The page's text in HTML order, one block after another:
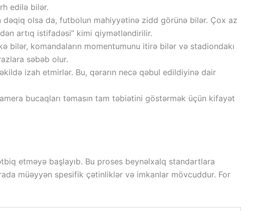
edilə bilər.
olsa da, futbolun mahiyyətinə zidd görünə bilər. Çox az
artıq istifadəsi” kimi qiymətləndirilir.
bilər, komandaların momentumunu itirə bilər və stadiondakı
səbəb olur.
izah etmirlər. Bu, qərarın necə qəbul edildiyinə dair
bucaqları təmasın tam təbiətini göstərmək üçün kifayət
etməyə başlayıb. Bu proses beynəlxalq standartlara
müəyyən spesifik çətinliklər və imkanlar mövcuddur. For